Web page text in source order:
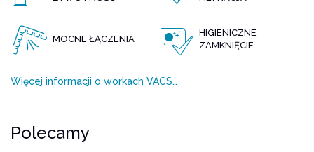
MOCNE ŁĄCZENIA
HIGIENICZNE
ZAMKNIĘCIE
Więcej informacji o workach VACS…
Polecamy